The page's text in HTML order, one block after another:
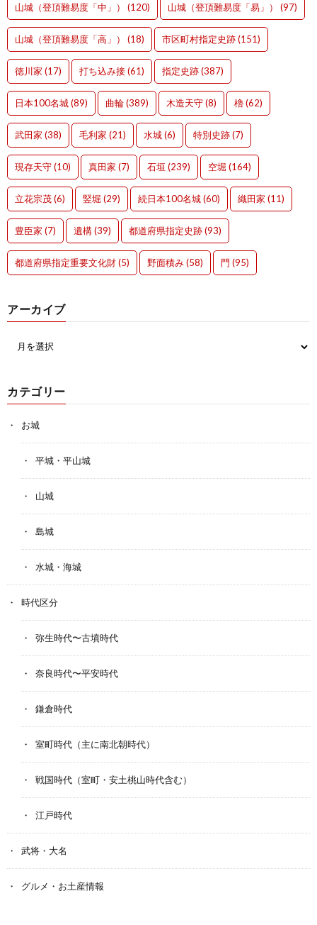
山城（登頂難易度「中」） (120) 山城（登頂難易度「易」） (97)
山城（登頂難易度「高」） (18) 市区町村指定史跡(151)
徳川家 (17) 打ち込み接(61) 指定史跡(387)
日本100名城(89) 曲輪(389) 木造天守(8) 櫓(62)
武田家 (38) 毛利家 (21) 水城(6) 特別史跡(7)
現存天守(10) 真田家 (7) 石垣 (239) 空堀 (164)
立花宗茂(6) 竪堀 (29) 続日本100名城(60) 織田家 (11)
豊臣家 (7) 遺構(39) 都道府県指定史跡(93)
都道府県指定重要文化財(5) 野面積み(58) 門 (95)
アーカイブ
カテゴリー
お城
平城・平山城
山城
島城
水城・海城
時代区分
弥生時代〜古墳時代
奈良時代〜平安時代
鎌倉時代
室町時代（主に南北朝時代）
戦国時代（室町・安土桃山時代含む）
江戸時代
武将・大名
グルメ・お土産情報